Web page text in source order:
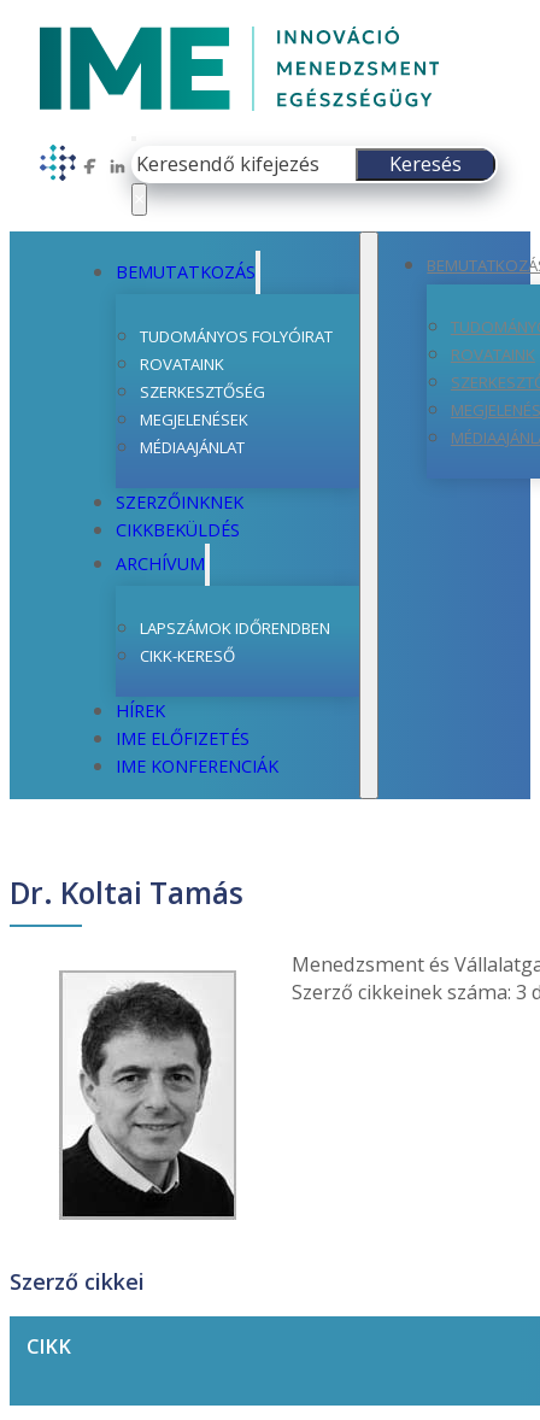
Follow us on Facebook
Follow us on LinkedIn
Keresés
Keresés
BEMUTATKOZÁS
TUDOMÁNYOS FOLYÓIRAT
ROVATAINK
SZERKESZTŐSÉG
MEGJELENÉSEK
MÉDIAAJÁNLAT
SZERZŐINKNEK
CIKKBEKÜLDÉS
ARCHÍVUM
LAPSZÁMOK IDŐRENDBEN
CIKK-KERESŐ
HÍREK
IME ELŐFIZETÉS
IME KONFERENCIÁK
ROVATAINK
Dr. Koltai Tamás
Menedzsment és
Szerző cikkeinek száma: 3
Szerző cikkei
CIKK